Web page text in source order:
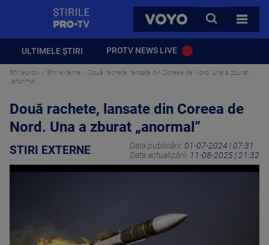
VOYO
CAUTA
TOATE
ULTIMELE ȘTIRI PROTV NEWS LIVE
Stirileprotv Stiri externe
Două rachete, lansate din Coreea de Nord. Una a zburat
„anormal”
Două rachete, lansate din Coreea de
Nord. Una a zburat „anormal”
STIRI EXTERNE Data publicării: 01-07-2024 | 07:31
Data actualizării: 11-08-2025 | 21:32